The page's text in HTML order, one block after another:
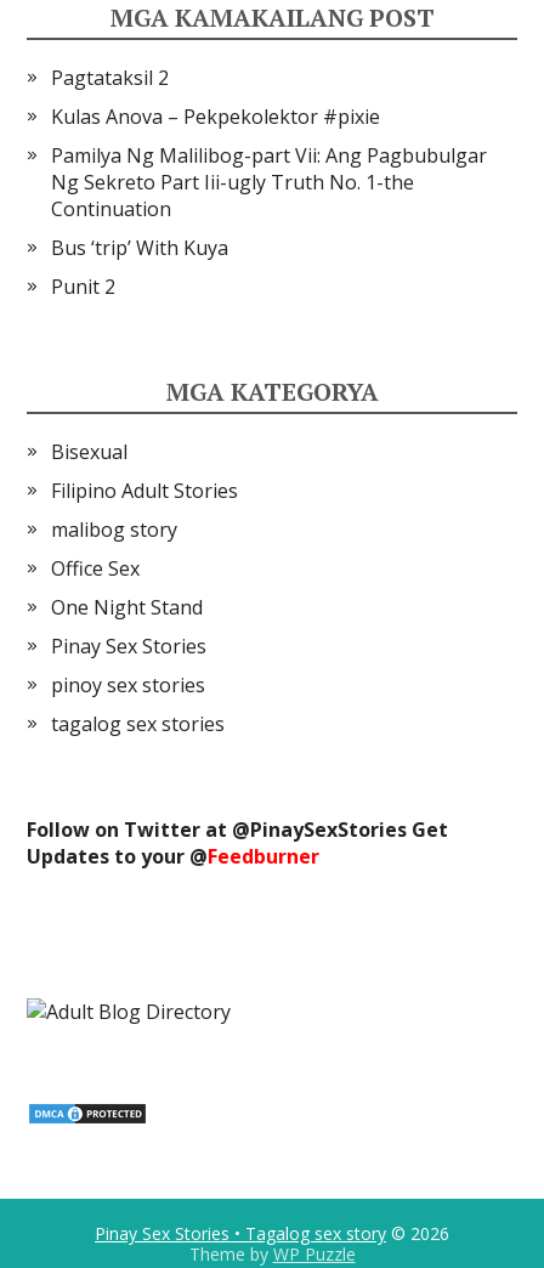
MGA KAMAKAILANG POST
Pagtataksil 2
Kulas Anova – Pekpekolektor #pixie
Pamilya Ng Malilibog-part Vii: Ang Pagbubulgar
Ng Sekreto Part Iii-ugly Truth No. 1-the
Continuation
Bus ‘trip’ With Kuya
Punit 2
MGA KATEGORYA
Bisexual
Filipino Adult Stories
malibog story
Office Sex
One Night Stand
Pinay Sex Stories
pinoy sex stories
tagalog sex stories
Follow on Twitter at @PinaySexStories Get
Updates to your @Feedburner
Pinay Sex Stories • Tagalog sex story © 2026
Theme by WP Puzzle